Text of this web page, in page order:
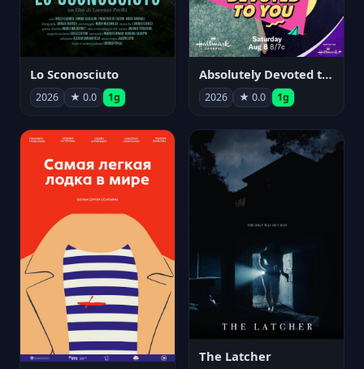
Lo Sconosciuto
2026 ★ 0.0 1g
Absolutely Devoted to You
2026 ★ 0.0 1g
The Latcher